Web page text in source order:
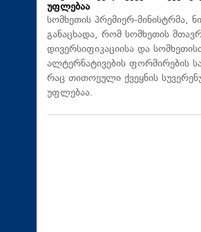
უფლებაა
სომხეთის პრემიერ-მინისტრმა,
განაცხადა, რომ სომხეთის
დივერსიფიკაციისა და
ალტერნატივების ფორმირების
რაც თითოეული ქვეყნის
უფლებაა.